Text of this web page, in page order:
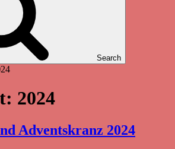
Search
2024
Adventskranz 2024